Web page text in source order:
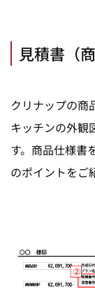
見積書（
クリナップの商
キッチンの外観
す。商品仕様書
のポイントをご